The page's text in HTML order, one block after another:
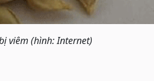
viêm (hình: Internet)